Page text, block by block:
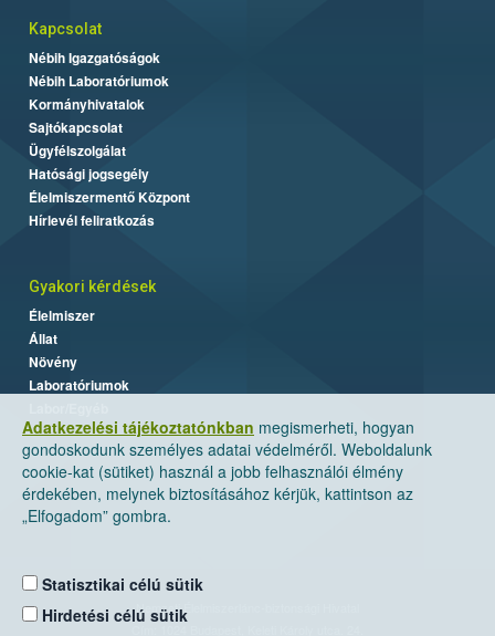
Adatkezelési tájékoztatónkban megismerheti, hogyan
gondoskodunk személyes adatai védelméről. Weboldalunk
cookie-kat (sütiket) használ a jobb felhasználói élmény
érdekében, melynek biztosításához kérjük, kattintson az
„Elfogadom” gombra.
Statisztikai célú sütik
Hirdetési célú sütik
Kapcsolat
Nébih Igazgatóságok
Nébih Laboratóriumok
Kormányhivatalok
Sajtókapcsolat
Ügyfélszolgálat
Hatósági jogsegély
Élelmiszermentő Központ
Hírlevél feliratkozás
Gyakori kérdések
Élelmiszer
Állat
Növény
Laboratóriumok
Nemzeti Élelmiszerlánc-biztonsági Hivatal